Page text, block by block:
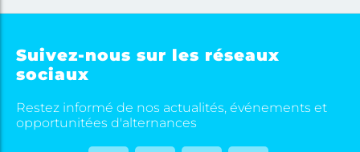
Suivez-nous sur les réseaux
sociaux
Restez informé de nos actualités, événements et
opportunitées d'alternances